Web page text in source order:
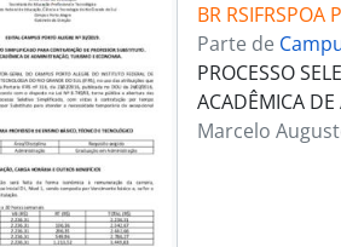
BR
Parte de
PROCESSO
ACADÊMICA
Marcelo